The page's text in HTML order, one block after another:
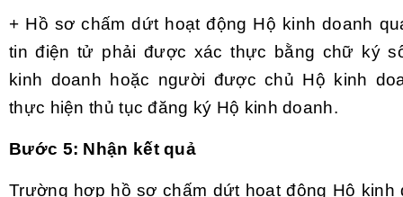
+ Hồ sơ chấm dứt hoạt động Hộ kinh doanh
tin điện tử phải được xác thực bằng chữ ký
kinh doanh hoặc người được chủ Hộ kinh
thực hiện thủ tục đăng ký Hộ kinh doanh.
Bước 5: Nhận kết quả
Trường hợp hồ sơ chấm dứt hoạt động Hộ kinh